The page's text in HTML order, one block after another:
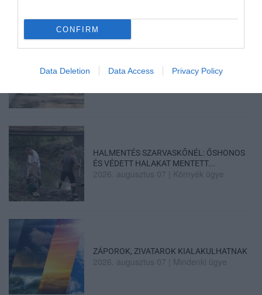
CONFIRM
Data Deletion Data Access Privacy Policy
ÖS FŐÚTON EGERBEN
HALMENTÉS SZARVASKŐNÉL: ŐSHONOS
ÉS VÉDETT HALAKAT MENTETT...
2026. augusztus 07 Környék ügye
ZÁPOROK, ZIVATAROK KIALAKULHATNAK
2026. augusztus 07 Mindenki ügye